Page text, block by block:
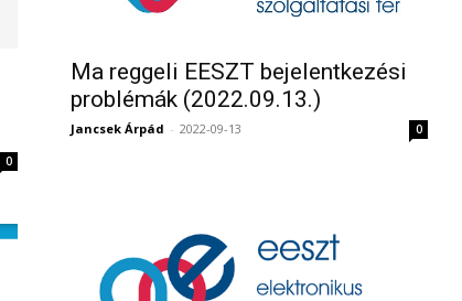
0
Ma reggeli EESZT bejelentkezési
problémák (2022.09.13.)
Jancsek Árpád - 2022-09-13 0